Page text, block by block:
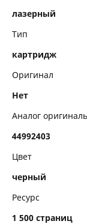
лазерный
Тип
картридж
Оригинал
Нет
Аналог
44992403
Цвет
черный
Ресурс
1 500 страниц